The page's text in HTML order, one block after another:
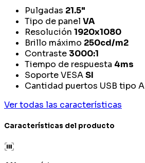
Pulgadas 21.5"
Tipo de panel VA
Resolución 1920x1080
Brillo máximo 250cd/m2
Contraste 3000:1
Tiempo de respuesta 4ms
Soporte VESASI
Cantidad puertos USB tipo A
Ver todas las características
Características del producto